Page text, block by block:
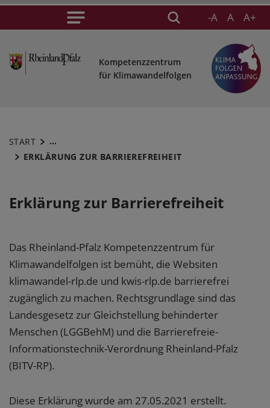
-A A A+
Kompetenzzentrum
für Klimawandelfolgen
START
...
ERKLÄRUNG ZUR BARRIEREFREIHEIT
Erklärung zur Barrierefreiheit
Das Rheinland-Pfalz Kompetenzzentrum für
Klimawandelfolgen ist bemüht, die Websiten
klimawandel-rlp.de und kwis-rlp.de barrierefrei
zugänglich zu machen. Rechtsgrundlage sind das
Landesgesetz zur Gleichstellung behinderter
Menschen (LGGBehM) und die Barrierefreie-
Informationstechnik-Verordnung Rheinland-Pfalz
(BITV-RP).
Diese Erklärung wurde am 27.05.2021 erstellt.